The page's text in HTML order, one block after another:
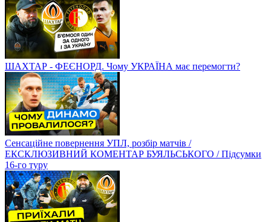
ШАХТАР - ФЕЄНОРД. Чому УКРАЇНА має перемогти?
Сенсаційне повернення УПЛ, розбір матчів /
ЕКСКЛЮЗИВНИЙ КОМЕНТАР БУЯЛЬСЬКОГО / Підсумки
16-го туру